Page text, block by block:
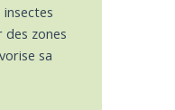
zones
sa